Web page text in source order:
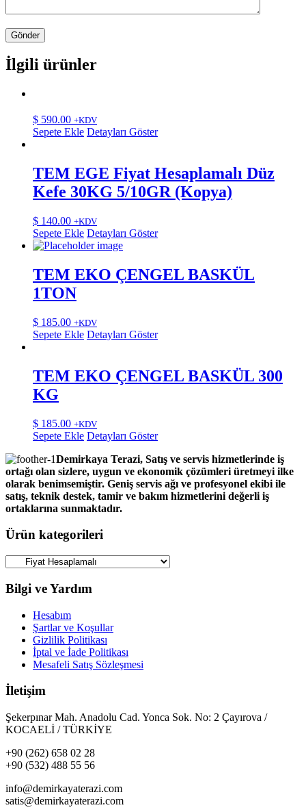
İlgili ürünler
$ 590.00 +KDV
Sepete Ekle Detayları Göster
TEM EGE Fiyat Hesaplamalı Düz
Kefe 30KG 5/10GR (Kopya)
$ 140.00 +KDV
Sepete Ekle Detayları Göster
TEM EKO ÇENGEL BASKÜL
1TON
$ 185.00 +KDV
Sepete Ekle Detayları Göster
TEM EKO ÇENGEL BASKÜL 300
KG
$ 185.00 +KDV
Sepete Ekle Detayları Göster
Demirkaya Terazi, Satış ve servis hizmetlerinde iş
ortağı olan sizlere, uygun ve ekonomik çözümleri üretmeyi ilke
olarak benimsemiştir. Geniş servis ağı ve profesyonel ekibi ile
satış, teknik destek, tamir ve bakım hizmetlerini değerli iş
ortaklarına sunmaktadır.
Ürün kategorileri
Bilgi ve Yardım
Hesabım
Şartlar ve Koşullar
Gizlilik Politikası
İptal ve İade Politikası
Mesafeli Satış Sözleşmesi
İletişim
Şekerpınar Mah. Anadolu Cad. Yonca Sok. No: 2 Çayırova /
KOCAELİ / TÜRKİYE
+90 (262) 658 02 28
+90 (532) 488 55 56
info@demirkayaterazi.com
satis@demirkayaterazi.com